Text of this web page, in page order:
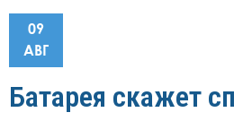
09
АВГ
Батарея скажет